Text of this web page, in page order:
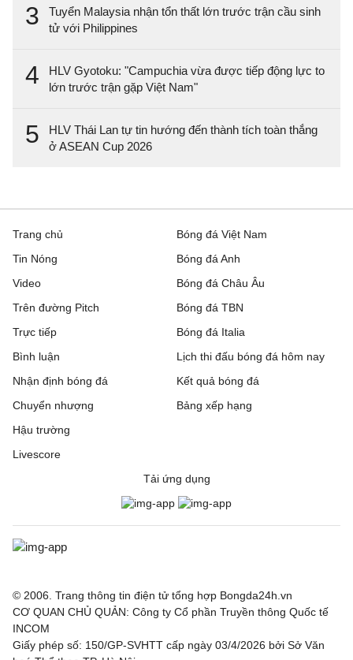
3
Tuyển Malaysia nhận tổn thất lớn trước trận cầu sinh
tử với Philippines
4
HLV Gyotoku: "Campuchia vừa được tiếp động lực to
lớn trước trận gặp Việt Nam"
5
HLV Thái Lan tự tin hướng đến thành tích toàn thắng
ở ASEAN Cup 2026
Trang chủ
Tin Nóng
Video
Trên đường Pitch
Trực tiếp
Bóng đá Việt Nam
Bóng đá Anh
Bóng đá Châu Âu
Bóng đá TBN
Bóng đá Italia
Bình luận
Nhận định bóng đá
Chuyển nhượng
Hậu trường
Livescore
Lịch thi đấu bóng đá hôm nay
Kết quả bóng đá
Bảng xếp hạng
Tải ứng dụng
© 2006. Trang thông tin điện tử tổng hợp Bongda24h.vn
CƠ QUAN CHỦ QUẢN: Công ty Cổ phần Truyền thông Quốc tế
INCOM
Giấy phép số: 150/GP-SVHTT cấp ngày 03/4/2026 bởi Sở Văn